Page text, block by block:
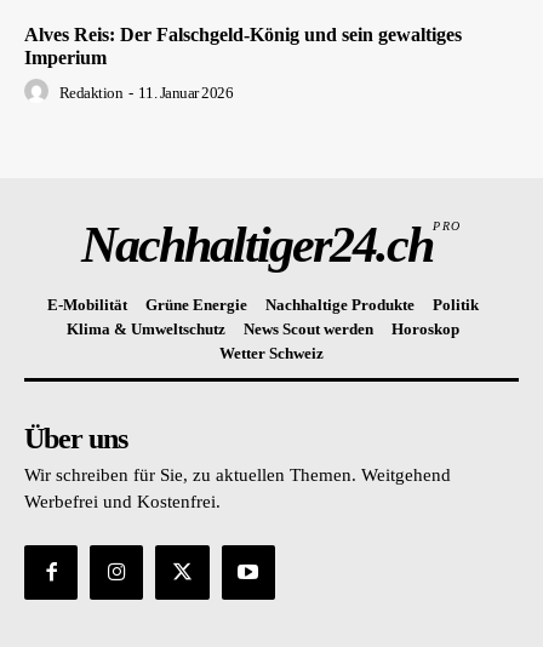
Alves Reis: Der Falschgeld-König und sein gewaltiges
Imperium
Redaktion - 11. Januar 2026
Nachhaltiger24.chPRO
E-Mobilität Grüne Energie Nachhaltige Produkte
Politik
Klima & Umweltschutz
News Scout werden
Horoskop
Wetter Schweiz
Über uns
Wir schreiben für Sie, zu aktuellen Themen. Weitgehend
Werbefrei und Kostenfrei.